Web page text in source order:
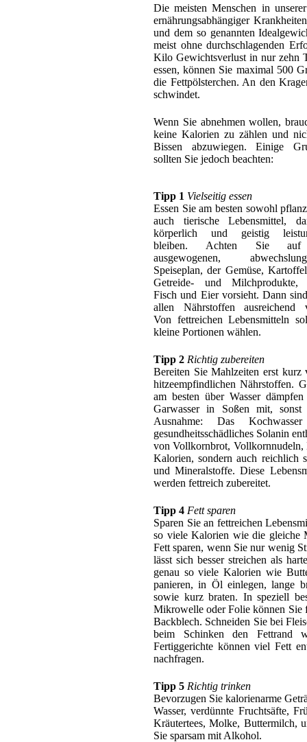
Die meisten Menschen in
ernährungsabhängiger
und dem so genannten
meist ohne durchschlagenden
Kilo Gewichtsverlust in nur zehn
essen, können Sie maximal 500
die Fettpölsterchen. An den
schwindet.
Wenn Sie abnehmen wollen,
keine Kalorien zu zählen und
Bissen abzuwiegen. Einige
sollten Sie jedoch beachten:
Tipp 1 Vielseitig essen
Essen Sie am besten sowohl
auch tierische Lebensmittel,
körperlich und geistig
bleiben. Achten Sie auf
ausgewogenen,
Speiseplan, der Gemüse,
Getreide- und Milchprodukte,
Fisch und Eier vorsieht. Dann
allen Nährstoffen ausreichend
Von fettreichen Lebensmitteln
kleine Portionen wählen.
Tipp 2 Richtig zubereiten
Bereiten Sie Mahlzeiten erst kurz
hitzeempfindlichen Nährstoffen.
am besten über Wasser
Garwasser in Soßen mit,
Ausnahme: Das
gesundheitsschädliches Solanin
von Vollkornbrot, Vollkornnudeln,
Kalorien, sondern auch reichlich
und Mineralstoffe. Diese
werden fettreich zubereitet.
Tipp 4 Fett sparen
Sparen Sie an fettreichen
so viele Kalorien wie die gleiche
Fett sparen, wenn Sie nur wenig
lässt sich besser streichen als
genau so viele Kalorien wie
panieren, in Öl einlegen, lange
sowie kurz braten. In speziell
Mikrowelle oder Folie können Sie
Backblech. Schneiden Sie bei
beim Schinken den Fettrand
Fertiggerichte können viel Fett
nachfragen.
Tipp 5 Richtig trinken
Bevorzugen Sie kalorienarme
Wasser, verdünnte Fruchtsäfte,
Kräutertees, Molke, Buttermilch,
Sie sparsam mit Alkohol.